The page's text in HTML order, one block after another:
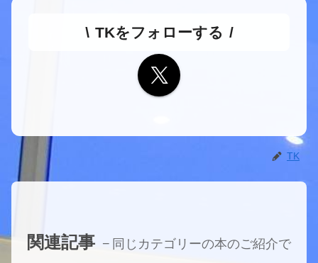
TKをフォローする
TK
関連記事
同じカテゴリーの本のご紹介で